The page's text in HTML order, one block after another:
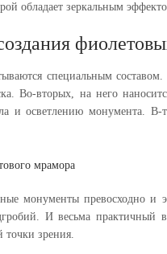
обладает зеркальным
специальным
Во-вторых, на него
и осветлению монумента. В-
монументы превосходно и
И весьма практичный
точки зрения.